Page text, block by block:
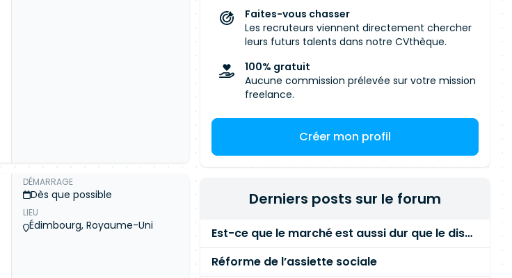
DÉMARRAGE
Dès que possible
LIEU
Édimbourg, Royaume-Uni
Faites-vous chasser
Les recruteurs viennent directement chercher
leurs futurs talents dans notre CVthèque.
100% gratuit
Aucune commission prélevée sur votre mission
freelance.
Créer mon profil
Derniers posts sur le forum
Est-ce que le marché est aussi dur que le disent les commerciaux ?
Réforme de l’assiette sociale